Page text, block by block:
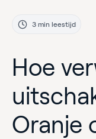
3 min leestijd
Hoe
Oranje